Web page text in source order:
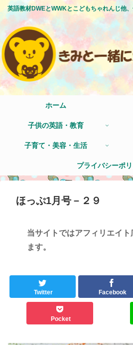
英語教材DWEとWWKとこどもちゃれんじ他
ホーム
子供の英語・教育
子育て・美容・生活
プライバシーポ
ほっぷ1月号－２９
当サイトではアフィリエイ
ます。
Twitter Facebook
Pocket